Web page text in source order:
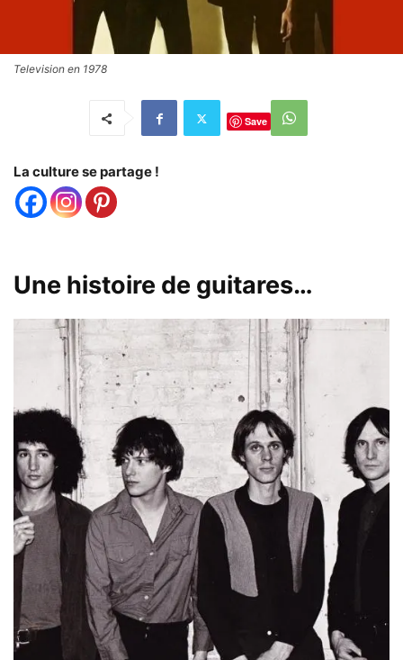
Television en 1978
Save
La culture se partage !
Une histoire de guitares…